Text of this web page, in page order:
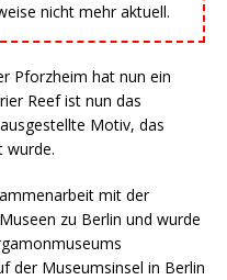
nicht mehr aktuell.
Pforzheim hat nun ein
Reef ist nun das
Motiv, das
wurde.
mit der
zu Berlin und wurde
der Museumsinsel in Berlin